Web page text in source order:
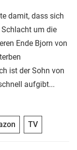
damit, dass sich
um die
Ende Bjorn von
ist der Sohn von
aufgibt...
TV